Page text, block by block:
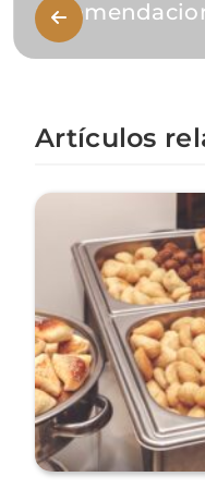
Artículos